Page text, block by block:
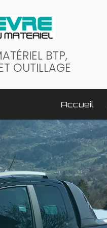
BTP,
OUTILLAGE
Accueil